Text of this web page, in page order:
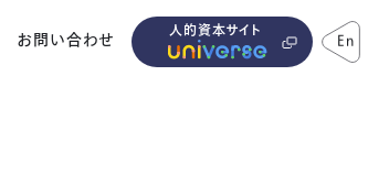
お問い合わせ 人的資本サイト En